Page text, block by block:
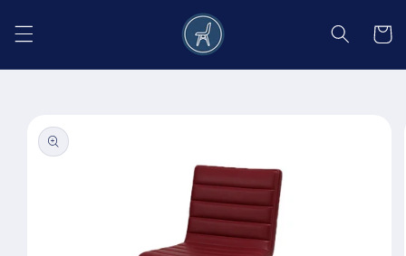
conținut
Coș
informațiile
despre
produs